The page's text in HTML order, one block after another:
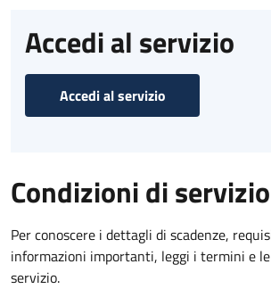
Accedi al servizio
Accedi al servizio
Condizioni di servizio
Per conoscere i dettagli di scadenze,
informazioni importanti, leggi i termini e
servizio.